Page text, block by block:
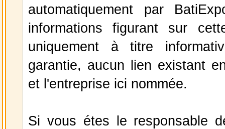
automatiquement par
informations figurant sur
uniquement à titre
garantie, aucun lien existant
et l'entreprise ici nommée.
Si vous étes le responsable